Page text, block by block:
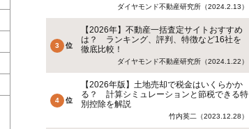
ダイヤモンド不動産研究所（2024.2.13）
【2026年】不動産一括査定サイトおすすめ
は？ ランキング、評判、特徴など16社を
徹底比較！
ダイヤモンド不動産研究所（2024.1.22）
【2026年版】土地売却で税金はいくらかか
る？ 計算シミュレーションと節税できる特
別控除を解説
竹内英二（2023.12.28）